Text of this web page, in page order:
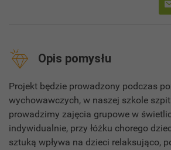
Opis pomysłu
Projekt będzie prowadzony podczas
wychowawczych, w naszej szkole
prowadzimy zajęcia grupowe w
indywidualnie, przy łóżku chorego
sztuką wpływa na dzieci relaksująco,